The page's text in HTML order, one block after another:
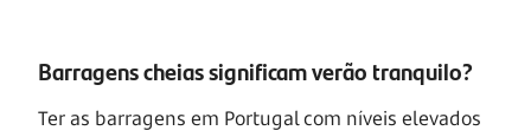
Barragens cheias significam verão tranquilo?
Ter as barragens em Portugal com níveis elevados